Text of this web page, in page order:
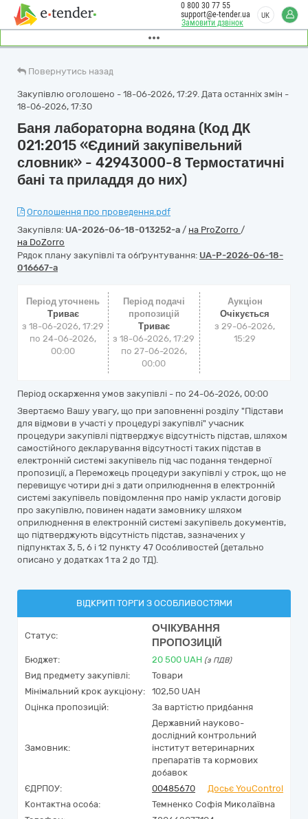
Замовити дзвінок
0 800 30 77 55
support@e-tender.ua
UK
Повернутись назад
Закупівлю оголошено - 18-06-2026, 17:29. Дата останніх змін -
18-06-2026, 17:30
Баня лабораторна водяна (Код ДК
021:2015 «Єдиний закупівельний
словник» - 42943000-8 Термостатичні
бані та приладдя до них)
Оголошення про проведення.pdf
Закупівля: UA-2026-06-18-013252-a / на ProZorro /
на DoZorro
Рядок плану закупівлі та обґрунтування: UA-P-2026-06-18-
016667-a
Період уточнень
Триває
з 18-06-2026, 17:29
по 24-06-2026,
00:00
Період подачі
пропозицій
Триває
з 18-06-2026, 17:29
по 27-06-2026,
00:00
Аукціон
Очікується
з29-06-2026,
15:29
Період оскарження умов закупівлі - по 24-06-2026, 00:00
Звертаємо Вашу увагу, що при заповненні розділу "Підстави
для відмови в участі у процедурі закупівлі" учасник
процедури закупівлі підтверджує відсутність підстав, шляхом
самостійного декларування відсутності таких підстав в
електронній системі закупівель під час подання тендерної
пропозиції, а Переможець процедури закупівлі у строк, що не
перевищує чотири дні з дати оприлюднення в електронній
системі закупівель повідомлення про намір укласти договір
про закупівлю, повинен надати замовнику шляхом
оприлюднення в електронній системі закупівель документів,
що підтверджують відсутність підстав, зазначених у
підпунктах 3, 5, 6 і 12 пункту 47 Особливостей (детально
описано у додатках 1 та 2 до ТД).
ВІДКРИТІ ТОРГИ З ОСОБЛИВОСТЯМИ
Статус:
ОЧІКУВАННЯ
ПРОПОЗИЦІЙ
Бюджет: 20 500 UAH (з ПДВ)
Вид предмету закупівлі:
Товари
Мінімальний крок аукціону:
102,50 UAH
Оцінка пропозицій:
За вартістю придбання
Замовник:
Державний науково-
дослідний контрольний
інститут ветеринарних
препаратів та кормових
добавок
ЄДРПОУ:
00485670
Досьє YouControl
Контактна особа:
Темненко Софія Миколаївна